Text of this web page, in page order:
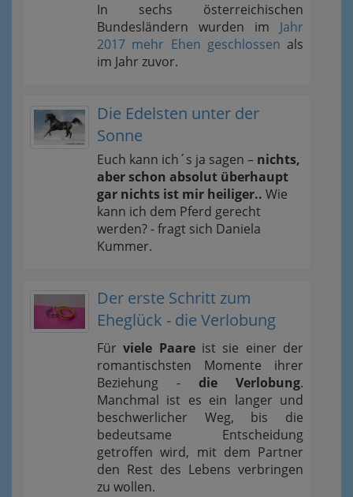
In sechs österreichischen
Bundesländern wurden im Jahr
2017 mehr Ehen geschlossen als
im Jahr zuvor.
Die Edelsten unter der
Sonne
Euch kann ich´s ja sagen – nichts,
aber schon absolut überhaupt
gar nichts ist mir heiliger.. Wie
kann ich dem Pferd gerecht
werden? - fragt sich Daniela
Kummer.
Der erste Schritt zum
Eheglück - die Verlobung
Fürviele Paareist sie einer der
romantischsten Momente ihrer
Beziehung - die Verlobung.
Manchmal ist es ein langer und
beschwerlicher Weg, bis die
bedeutsame Entscheidung
getroffen wird, mit dem Partner
den Rest des Lebens verbringen
zu wollen.